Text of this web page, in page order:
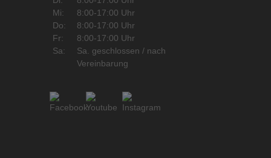
Mi:
8:00-17:00 Uhr
Do:
8:00-17:00 Uhr
Fr:
8:00-17:00 Uhr
Sa:
Sa. geschlossen / nach
Vereinbarung